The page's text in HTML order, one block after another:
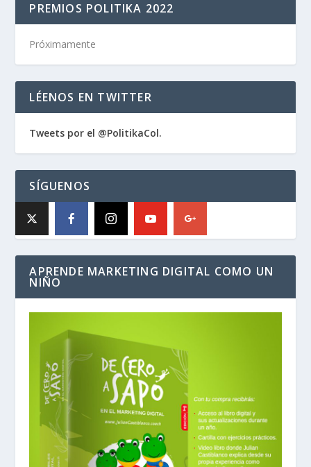
PREMIOS POLITIKA 2022
Próximamente
LÉENOS EN TWITTER
Tweets por el @PolitikaCol.
SÍGUENOS
APRENDE MARKETING DIGITAL COMO UN
NIÑO